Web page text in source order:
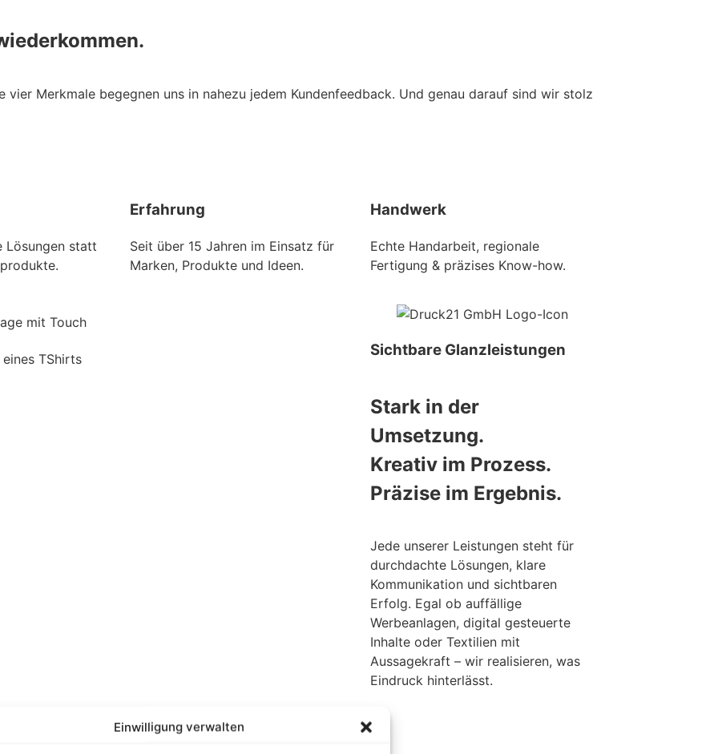
Merkmale begegnen uns in nahezu jedem Kundenfeedback. Und genau darauf sind wir stolz
Lösungen statt
Erfahrung
Seit über 15 Jahren im Einsatz für
Marken, Produkte und Ideen.
Handwerk
Echte Handarbeit, regionale
Fertigung & präzises Know-how.
Sichtbare Glanzleistungen
Stark in der
Umsetzung.
Kreativ im Prozess.
Präzise im Ergebnis.
Jede unserer Leistungen steht für
durchdachte Lösungen, klare
Kommunikation und sichtbaren
Erfolg. Egal ob auffällige
Werbeanlagen, digital gesteuerte
Inhalte oder Textilien mit
Aussagekraft – wir realisieren, was
Eindruck hinterlässt.
Einwilligung verwalten